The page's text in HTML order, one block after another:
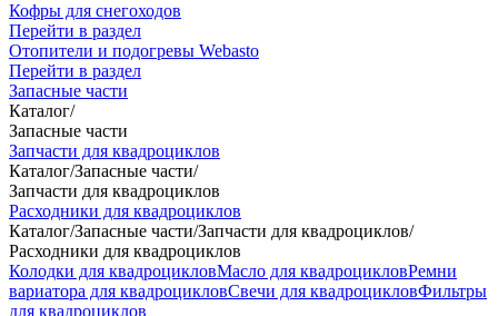
Кофры для снегоходов
Перейти в раздел
Отопители и подогревы Webasto
Перейти в раздел
Запасные части
Каталог/
Запасные части
Запчасти для квадроциклов
Каталог/Запасные части/
Запчасти для квадроциклов
Расходники для квадроциклов
Каталог/Запасные части/Запчасти для квадроциклов/
Расходники для квадроциклов
Колодки для квадроцикловМасло для квадроцикловРемни
вариатора для квадроцикловСвечи для квадроцикловФильтры
для квадроциклов